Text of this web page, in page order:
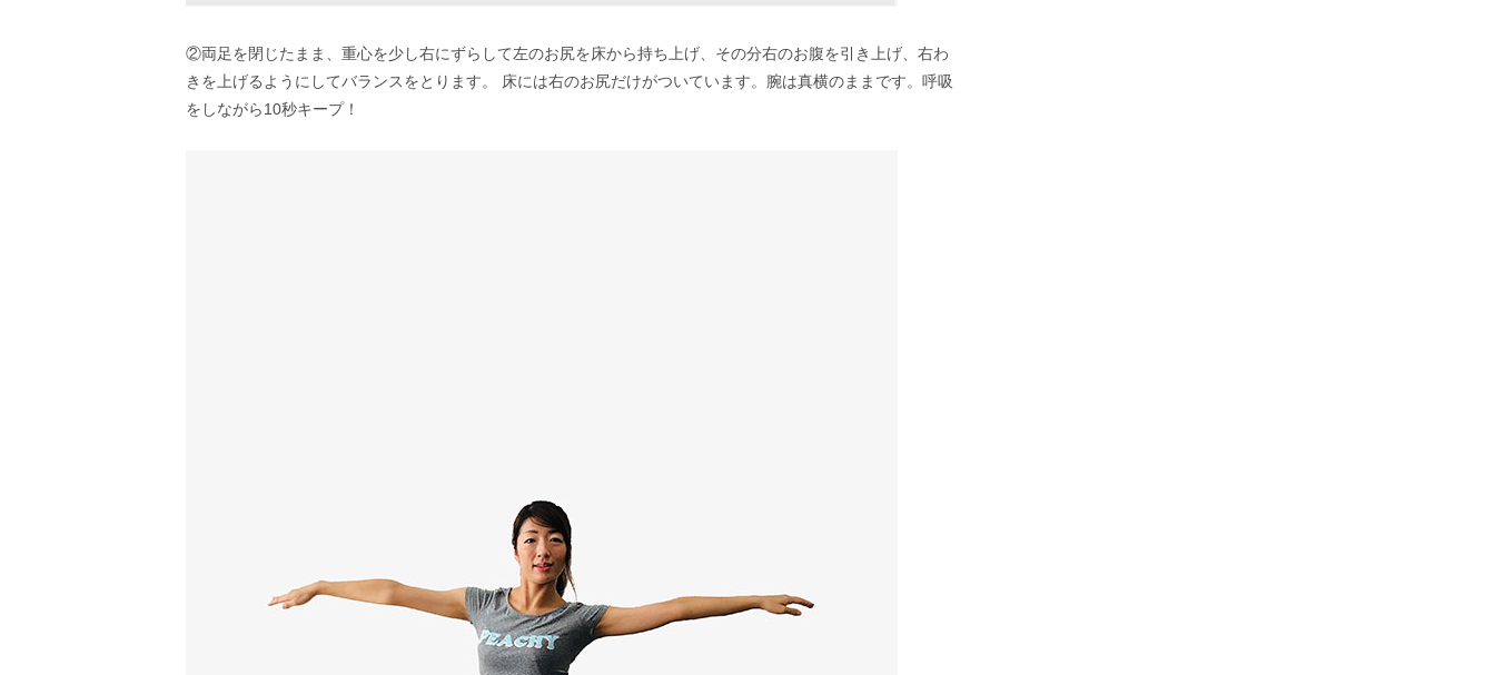
②両足を閉じたまま、重心を少し右にずらして左のお尻を床から持ち上げ、その分右のお腹を引き上げ、右わ
きを上げるようにしてバランスをとります。 床には右のお尻だけがついています。腕は真横のままです。呼吸
をしながら10秒キープ！